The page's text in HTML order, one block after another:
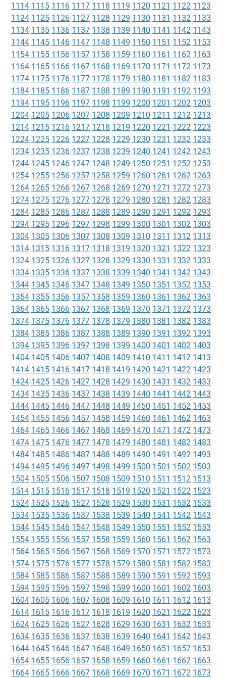
1114 1115 1116 1117 1118 1119 1120 1121 1122 1123
1124 1125 1126 1127 1128 1129 1130 1131 1132 1133
1134 1135 1136 1137 1138 1139 1140 1141 1142 1143
1144 1145 1146 1147 1148 1149 1150 1151 1152 1153
1154 1155 1156 1157 1158 1159 1160 1161 1162 1163
1164 1165 1166 1167 1168 1169 1170 1171 1172 1173
1174 1175 1176 1177 1178 1179 1180 1181 1182 1183
1184 1185 1186 1187 1188 1189 1190 1191 1192 1193
1194 1195 1196 1197 1198 1199 1200 1201 1202 1203
1204 1205 1206 1207 1208 1209 1210 1211 1212 1213
1214 1215 1216 1217 1218 1219 1220 1221 1222 1223
1224 1225 1226 1227 1228 1229 1230 1231 1232 1233
1234 1235 1236 1237 1238 1239 1240 1241 1242 1243
1244 1245 1246 1247 1248 1249 1250 1251 1252 1253
1254 1255 1256 1257 1258 1259 1260 1261 1262 1263
1264 1265 1266 1267 1268 1269 1270 1271 1272 1273
1274 1275 1276 1277 1278 1279 1280 1281 1282 1283
1284 1285 1286 1287 1288 1289 1290 1291 1292 1293
1294 1295 1296 1297 1298 1299 1300 1301 1302 1303
1304 1305 1306 1307 1308 1309 1310 1311 1312 1313
1314 1315 1316 1317 1318 1319 1320 1321 1322 1323
1324 1325 1326 1327 1328 1329 1330 1331 1332 1333
1334 1335 1336 1337 1338 1339 1340 1341 1342 1343
1344 1345 1346 1347 1348 1349 1350 1351 1352 1353
1354 1355 1356 1357 1358 1359 1360 1361 1362 1363
1364 1365 1366 1367 1368 1369 1370 1371 1372 1373
1374 1375 1376 1377 1378 1379 1380 1381 1382 1383
1384 1385 1386 1387 1388 1389 1390 1391 1392 1393
1394 1395 1396 1397 1398 1399 1400 1401 1402 1403
1404 1405 1406 1407 1408 1409 1410 1411 1412 1413
1414 1415 1416 1417 1418 1419 1420 1421 1422 1423
1424 1425 1426 1427 1428 1429 1430 1431 1432 1433
1434 1435 1436 1437 1438 1439 1440 1441 1442 1443
1444 1445 1446 1447 1448 1449 1450 1451 1452 1453
1454 1455 1456 1457 1458 1459 1460 1461 1462 1463
1464 1465 1466 1467 1468 1469 1470 1471 1472 1473
1474 1475 1476 1477 1478 1479 1480 1481 1482 1483
1484 1485 1486 1487 1488 1489 1490 1491 1492 1493
1494 1495 1496 1497 1498 1499 1500 1501 1502 1503
1504 1505 1506 1507 1508 1509 1510 1511 1512 1513
1514 1515 1516 1517 1518 1519 1520 1521 1522 1523
1524 1525 1526 1527 1528 1529 1530 1531 1532 1533
1534 1535 1536 1537 1538 1539 1540 1541 1542 1543
1544 1545 1546 1547 1548 1549 1550 1551 1552 1553
1554 1555 1556 1557 1558 1559 1560 1561 1562 1563
1564 1565 1566 1567 1568 1569 1570 1571 1572 1573
1574 1575 1576 1577 1578 1579 1580 1581 1582 1583
1584 1585 1586 1587 1588 1589 1590 1591 1592 1593
1594 1595 1596 1597 1598 1599 1600 1601 1602 1603
1604 1605 1606 1607 1608 1609 1610 1611 1612 1613
1614 1615 1616 1617 1618 1619 1620 1621 1622 1623
1624 1625 1626 1627 1628 1629 1630 1631 1632 1633
1634 1635 1636 1637 1638 1639 1640 1641 1642 1643
1644 1645 1646 1647 1648 1649 1650 1651 1652 1653
1654 1655 1656 1657 1658 1659 1660 1661 1662 1663
1664 1665 1666 1667 1668 1669 1670 1671 1672 1673